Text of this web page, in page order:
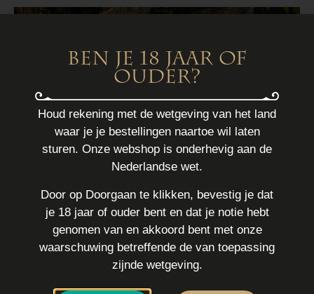
Ben je 18 jaar of
ouder?
Houd rekening met de wetgeving van het land
waar je je bestellingen naartoe wil laten
sturen. Onze webshop is onderhevig aan de
Nederlandse wet.
Door op Doorgaan te klikken, bevestig je dat
je 18 jaar of ouder bent en dat je notie hebt
genomen van en akkoord bent met onze
waarschuwing betreffende de van toepassing
zijnde wetgeving.